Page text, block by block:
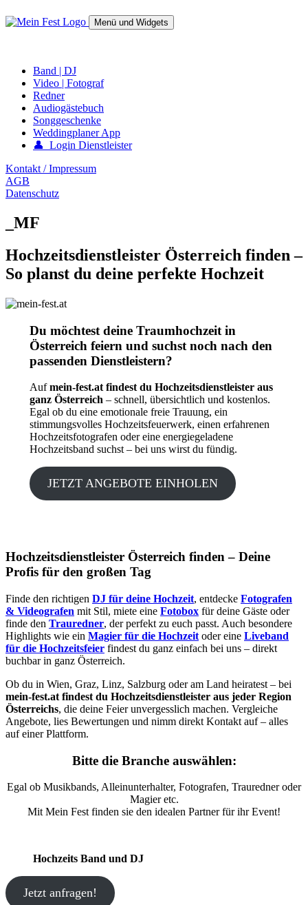
zum
Menü und Widgets
Band | DJ
Video | Fotograf
Redner
Audiogästebuch
Songgeschenke
Weddingplaner App
👤 Login Dienstleister
Kontakt / Impressum
AGB
Datenschutz
_MF
Hochzeitsdienstleister Österreich finden –
So planst du deine perfekte Hochzeit
Du möchtest deine Traumhochzeit in
Österreich feiern und suchst noch nach den
passenden Dienstleistern?
Aufmein-fest.at findest du Hochzeitsdienstleister aus
ganz Österreich– schnell, übersichtlich und kostenlos.
Egal ob du eine emotionale freie Trauung, ein
stimmungsvolles Hochzeitsfeuerwerk, einen erfahrenen
Hochzeitsfotografen oder eine energiegeladene
Hochzeitsband suchst – bei uns wirst du fündig.
JETZT ANGEBOTE EINHOLEN
Hochzeitsdienstleister Österreich finden – Deine
Profis für den großen Tag
Finde den richtigen DJ für deine Hochzeit, entdecke Fotografen
& Videografen mit Stil, miete eine Fotobox für deine Gäste oder
finde den Trauredner, der perfekt zu euch passt. Auch besondere
Highlights wie ein Magier für die Hochzeit oder eine Liveband
für die Hochzeitsfeier findest du ganz einfach bei uns – direkt
buchbar in ganz Österreich.
Ob du in Wien, Graz, Linz, Salzburg oder am Land heiratest – bei
mein-fest.at findest du Hochzeitsdienstleister aus jeder Region
Österreichs, die deine Feier unvergesslich machen. Vergleiche
Angebote, lies Bewertungen und nimm direkt Kontakt auf – alles
auf einer Plattform.
Bitte die Branche auswählen:
Egal ob Musikbands, Alleinunterhalter, Fotografen, Trauredner oder
Magier etc.
Mit Mein Fest finden sie den idealen Partner für ihr Event!
Hochzeits Band und DJ
Jetzt anfragen!